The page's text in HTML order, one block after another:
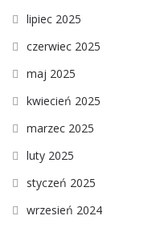
lipiec 2025
czerwiec 2025
maj 2025
kwiecień 2025
marzec 2025
luty 2025
styczeń 2025
wrzesień 2024